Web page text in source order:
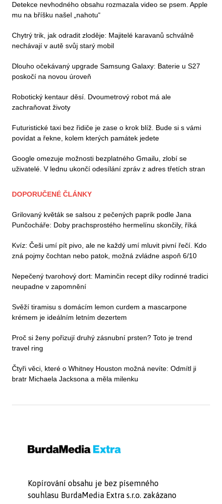
Detekce nevhodného obsahu rozmazala video se psem. Apple
mu na bříšku našel „nahotu“
Chytrý trik, jak odradit zloděje: Majitelé karavanů schválně
nechávají v autě svůj starý mobil
Dlouho očekávaný upgrade Samsung Galaxy: Baterie u S27
poskočí na novou úroveň
Robotický kentaur děsí. Dvoumetrový robot má ale
zachraňovat životy
Futuristické taxi bez řidiče je zase o krok blíž. Bude si s vámi
povídat a řekne, kolem kterých památek jedete
Google omezuje možnosti bezplatného Gmailu, zlobí se
uživatelé. V lednu ukončí odesílání zpráv z adres třetích stran
DOPORUČENÉ ČLÁNKY
Grilovaný květák se salsou z pečených paprik podle Jana
Punčocháře: Doby prachsprostého hermelínu skončily, říká
Kvíz: Češi umí pít pivo, ale ne každý umí mluvit pivní řečí. Kdo
zná pojmy čochtan nebo patok, možná zvládne aspoň 6/10
Nepečený tvarohový dort: Maminčin recept díky rodinné tradici
neupadne v zapomnění
Svěží tiramisu s domácím lemon curdem a mascarpone
krémem je ideálním letním dezertem
Proč si ženy pořizují druhý zásnubní prsten? Toto je trend
travel ring
Čtyři věci, které o Whitney Houston možná nevíte: Odmítl ji
bratr Michaela Jacksona a měla milenku
Kopírování obsahu je bez písemného
souhlasu BurdaMedia Extra s.r.o. zakázano